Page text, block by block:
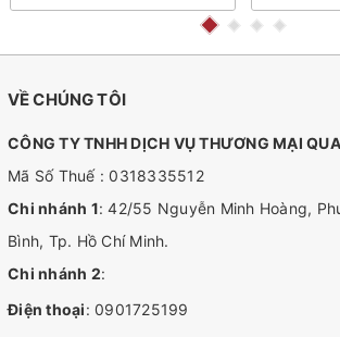
VỀ CHÚNG TÔI
CÔNG TY TNHH DỊCH VỤ THƯƠNG MẠI
Mã Số Thuế : 0318335512
Chi nhánh 1: 42/55 Nguyễn Minh Hoàng,
Bình, Tp. Hồ Chí Minh.
Chi nhánh 2:
Điện thoại: 0901725199